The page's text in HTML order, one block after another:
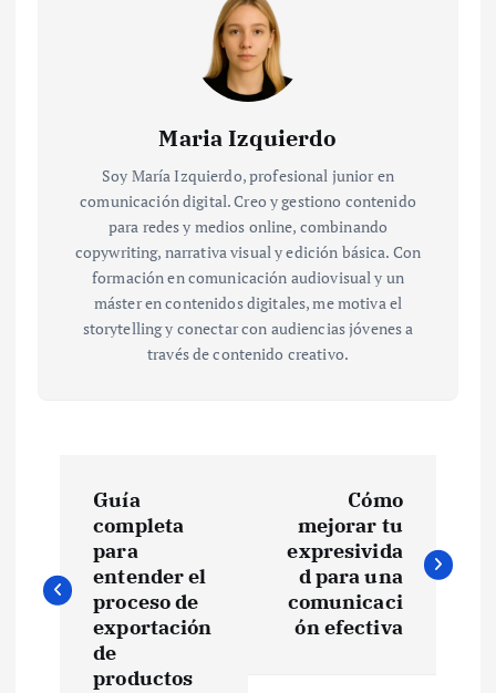
Maria Izquierdo
Soy María Izquierdo, profesional junior en
comunicación digital. Creo y gestiono contenido
para redes y medios online, combinando
copywriting, narrativa visual y edición básica. Con
formación en comunicación audiovisual y un
máster en contenidos digitales, me motiva el
storytelling y conectar con audiencias jóvenes a
través de contenido creativo.
v
Guía
completa
para
entender el
proceso de
exportación
de
productos
Cómo
mejorar tu
expresivida
d para una
comunicaci
ón efectiva